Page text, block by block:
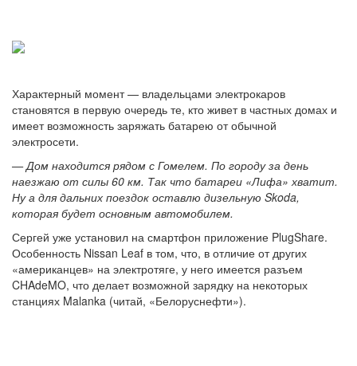
Характерный момент — владельцами электрокаров
становятся в первую очередь те, кто живет в частных домах и
имеет возможность заряжать батарею от обычной
электросети.
— Дом находится рядом с Гомелем. По городу за день
наезжаю от силы 60 км. Так что батареи «Лифа» хватит.
Ну а для дальних поездок оставлю дизельную Skoda,
которая будет основным автомобилем.
Сергей уже установил на смартфон приложение PlugShare.
Особенность Nissan Leaf в том, что, в отличие от других
«американцев» на электротяге, у него имеется разъем
CHAdeMO, что делает возможной зарядку на некоторых
станциях Malanka (читай, «Белоруснефти»).